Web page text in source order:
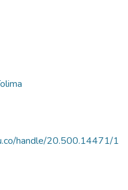
handle/20.500.14471/1